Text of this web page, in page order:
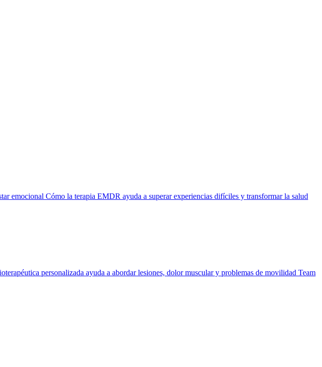
emocional Cómo la terapia EMDR ayuda a superar experiencias difíciles y transformar la salud
personalizada ayuda a abordar lesiones, dolor muscular y problemas de movilidad Team